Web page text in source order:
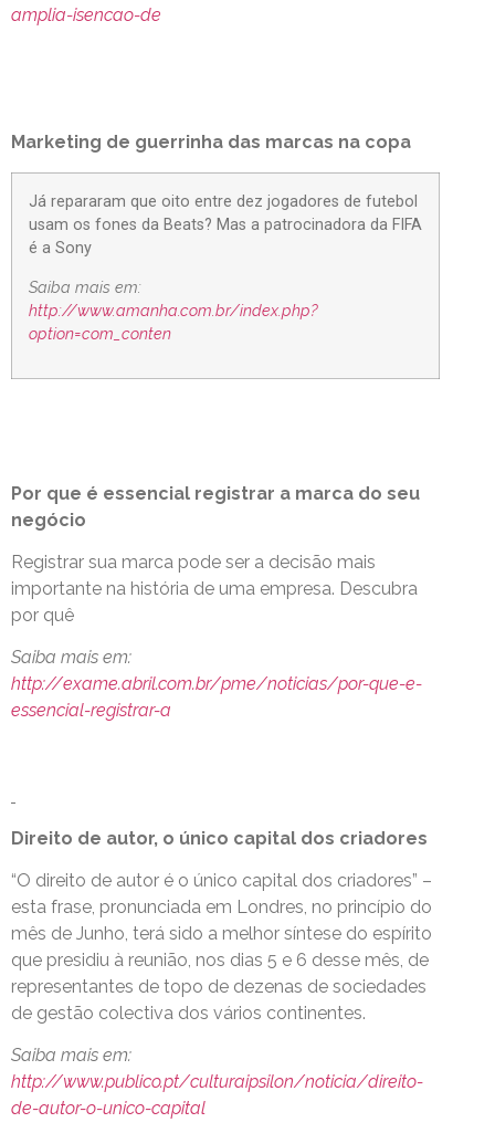
amplia-isencao-de
Marketing de guerrinha das marcas na copa
Já repararam que oito entre dez jogadores de futebol
usam os fones da Beats? Mas a patrocinadora da FIFA
é a Sony
Saiba mais em:
http://www.amanha.com.br/index.php?
option=com_conten
Por que é essencial registrar a marca do seu
negócio
Registrar sua marca pode ser a decisão mais
importante na história de uma empresa. Descubra
por quê
Saiba mais em:
http://exame.abril.com.br/pme/noticias/por-que-e-
essencial-registrar-a
Direito de autor, o único capital dos criadores
“O direito de autor é o único capital dos criadores” –
esta frase, pronunciada em Londres, no princípio do
mês de Junho, terá sido a melhor síntese do espírito
que presidiu à reunião, nos dias 5 e 6 desse mês, de
representantes de topo de dezenas de sociedades
de gestão colectiva dos vários continentes.
Saiba mais em:
http://www.publico.pt/culturaipsilon/noticia/direito-
de-autor-o-unico-capital